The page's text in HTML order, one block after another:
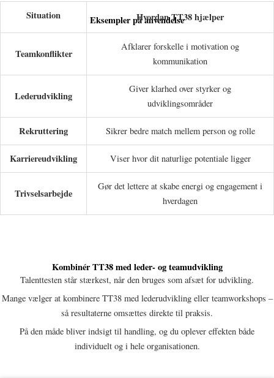
Eksempler på anvendelse
Situation Hvordan TT38 hjælper
Teamkonflikter
Afklarer forskelle i motivation og
kommunikation
Lederudvikling
Giver klarhed over styrker og
udviklingsområder
Rekruttering Sikrer bedre match mellem person og rolle
Karriereudvikling Viser hvor dit naturlige potentiale ligger
Trivselsarbejde
Gør det lettere at skabe energi og engagement i
hverdagen
Kombinér TT38 med leder- og teamudvikling
Talenttesten står stærkest, når den bruges som afsæt for udvikling.
Mange vælger at kombinere TT38 med lederudvikling eller teamworkshops –
så resultaterne omsættes direkte til praksis.
På den måde bliver indsigt til handling, og du oplever effekten både
individuelt og i hele organisationen.